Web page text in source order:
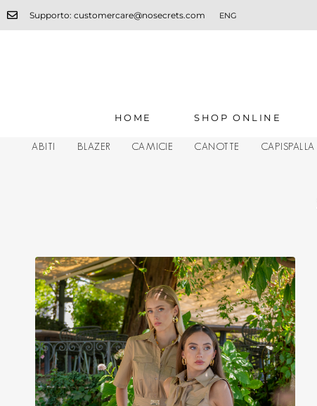
Supporto: customercare@nosecrets.com ENG
HOME SHOP ONLINE
ABITI BLAZER CAMICIE CANOTTE CAPISPALLA